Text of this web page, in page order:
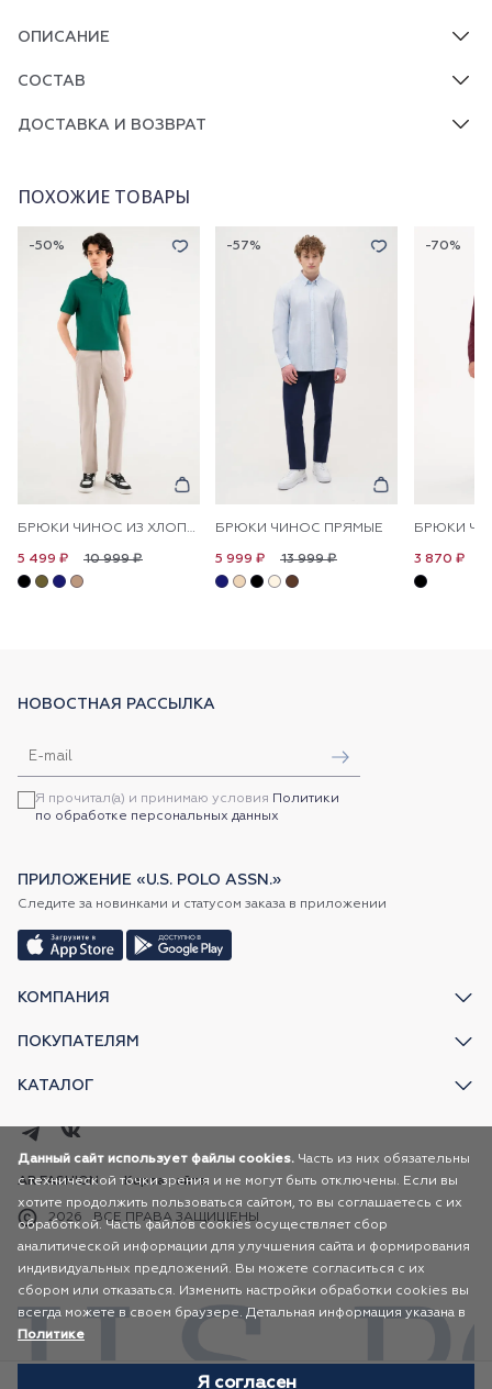
ОПИСАНИЕ
СОСТАВ
ДОСТАВКА И ВОЗВРАТ
ПОХОЖИЕ ТОВАРЫ
-50%
БРЮКИ ЧИНОС ИЗ ХЛОПКА ПРЯМЫЕ
10 999 ₽
5 499 ₽
-57%
БРЮКИ ЧИНОС ПРЯМЫЕ
13 999 ₽
5 999 ₽
-70%
БРЮКИ
3 870 ₽
КОМПАНИЯ
ПОКУПАТЕЛЯМ
КАТАЛОГ
НОВОСТНАЯ РАССЫЛКА
Я прочитал(а) и принимаю условия Политики
по обработке персональных данных
ПРИЛОЖЕНИЕ «U.S. POLO ASSN.»
Следите за новинками и статусом заказа в приложении
2026 ВСЕ ПРАВА ЗАЩИЩЕНЫ
AR FASHION Карта сайта
Данный сайт использует файлы cookies. Часть из них обязательны
с технической точки зрения и не могут быть отключены. Если вы
хотите продолжить пользоваться сайтом, то вы соглашаетесь с их
обработкой. Часть файлов cookies осуществляет сбор
аналитической информации для улучшения сайта и формирования
индивидуальных предложений. Вы можете согласиться с их
сбором или отказаться. Изменить настройки обработки cookies вы
всегда можете в своем браузере. Детальная информация указана в
Политике
Я согласен